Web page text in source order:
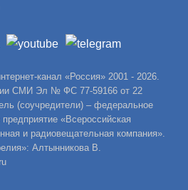
канал «Россия» 2001 - 2026.
СМИ Эл № ФС 77-59166 от 22
(соучредители) – федеральное
«Всероссийская
и радиовещательная компания».
Алтынникова В.